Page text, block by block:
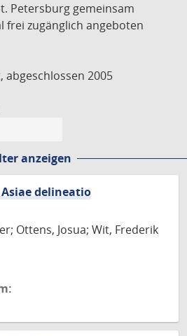
Petersburg gemeinsam
frei zugänglich angeboten
abgeschlossen 2005
anzeigen
delineatio
Ottens, Josua; Wit, Frederik